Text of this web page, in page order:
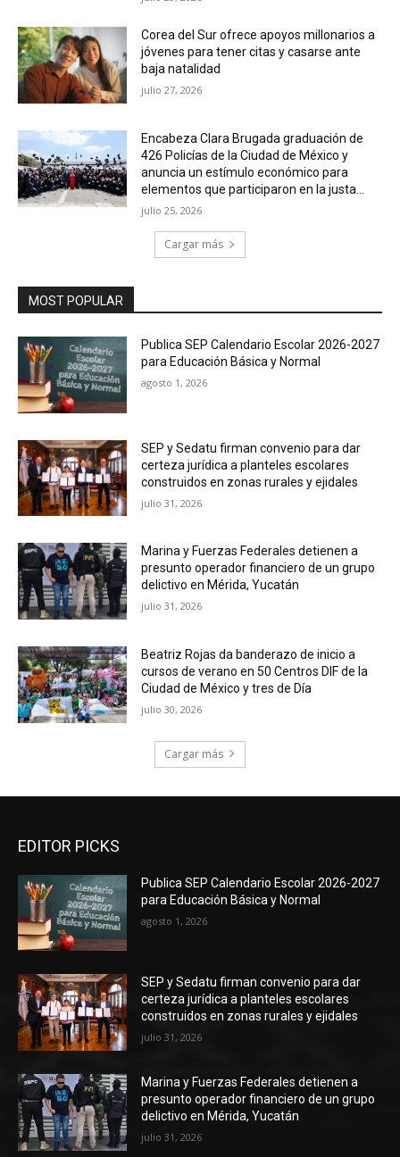
Corea del Sur ofrece apoyos millonarios a
jóvenes para tener citas y casarse ante
baja natalidad
julio 27, 2026
Encabeza Clara Brugada graduación de
426 Policías de la Ciudad de México y
anuncia un estímulo económico para
elementos que participaron en la justa...
julio 25, 2026
Cargar más
MOST POPULAR
Publica SEP Calendario Escolar 2026-2027
para Educación Básica y Normal
agosto 1, 2026
SEP y Sedatu firman convenio para dar
certeza jurídica a planteles escolares
construidos en zonas rurales y ejidales
julio 31, 2026
Marina y Fuerzas Federales detienen a
presunto operador financiero de un grupo
delictivo en Mérida, Yucatán
julio 31, 2026
Beatriz Rojas da banderazo de inicio a
cursos de verano en 50 Centros DIF de la
Ciudad de México y tres de Día
julio 30, 2026
Cargar más
EDITOR PICKS
Publica SEP Calendario Escolar 2026-2027
para Educación Básica y Normal
agosto 1, 2026
SEP y Sedatu firman convenio para dar
certeza jurídica a planteles escolares
construidos en zonas rurales y ejidales
julio 31, 2026
Marina y Fuerzas Federales detienen a
presunto operador financiero de un grupo
delictivo en Mérida, Yucatán
julio 31, 2026